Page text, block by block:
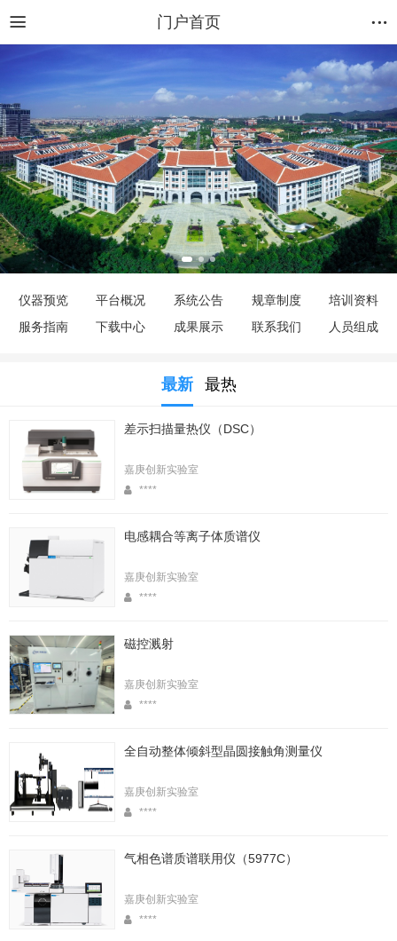
门户首页
仪器预览 平台概况 系统公告 规章制度
培训资料
服务指南
下载中心 成果展示 联系我们 人员组成
最新 最热
差示扫描量热仪（DSC）
嘉庚创新实验室
****
电感耦合等离子体质谱仪
嘉庚创新实验室
****
磁控溅射
嘉庚创新实验室
****
全自动整体倾斜型晶圆接触角测量仪
嘉庚创新实验室
****
气相色谱质谱联用仪（5977C）
嘉庚创新实验室
****